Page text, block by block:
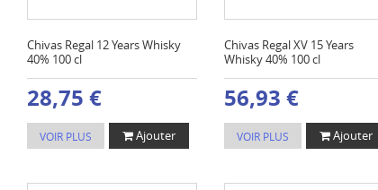
Chivas Regal 12 Years Whisky
40% 100 cl
28,75 €
VOIR PLUS Ajouter
Chivas Regal XV 15 Years
Whisky 40% 100 cl
56,93 €
VOIR PLUS Ajouter